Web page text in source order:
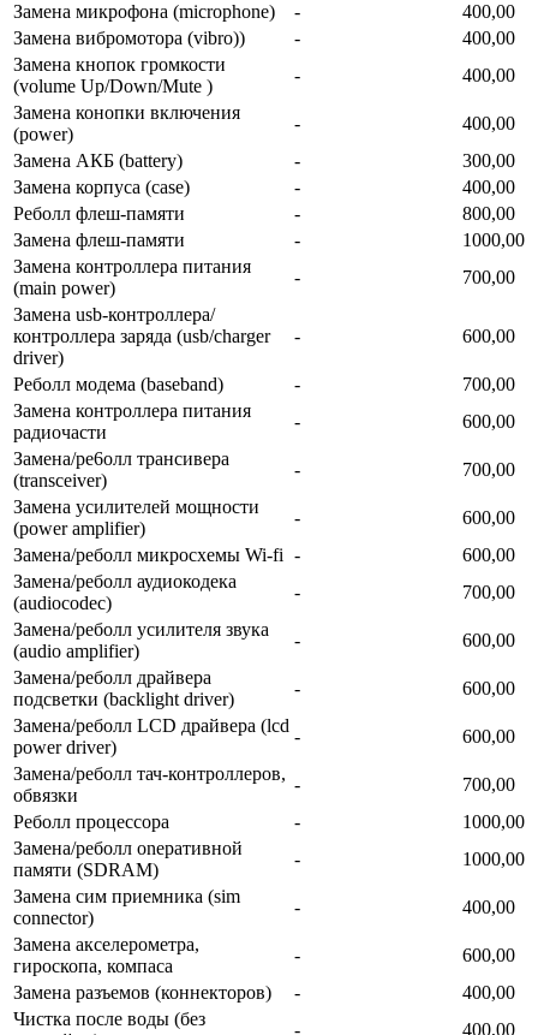
Замена микрофона (microphone)
-
400,00
Замена вибромотора (vibro))
-
400,00
Замена кнопок громкости
(volume Up/Down/Mute )
-
400,00
Замена конопки включения
(power)
-
400,00
Замена АКБ (battery)
-
300,00
Замена корпуса (сase)
-
400,00
Реболл флеш-памяти
-
800,00
Замена флеш-памяти
-
1000,00
Замена контроллера питания
(main power)
-
700,00
Замена usb-контроллерa/
контроллера заряда (usb/charger
driver)
- 600,00
Реболл модема (baseband) -
700,00
Замена контроллера питания
радиочасти
-
600,00
Замена/ре6олл трансивера
(transceiver)
-
700,00
Замена усилителей мощности
(power amplifier)
-
600,00
Замена/реболл микросхемы Wi-fi -
600,00
Замена/реболл аудиокодека
(audiocodec)
-
700,00
Замена/реболл усилителя звука
(audio amplifier)
-
600,00
Замена/реболл драйвера
подсветки (backlight driver)
-
600,00
Замена/реболл LCD драйвера (lcd
power driver)
-
600,00
Замена/реболл тач-контроллеров,
обвязки
-
700,00
Реболл процессора
-
1000,00
Замена/реболл onepaтивной
памяти (SDRAM)
-
1000,00
Замена сим приемника (sim
connector)
-
400,00
Замена акселерометра,
гироскопа, компаса
-
600,00
Замена разъемов (коннекторов)
-
400,00
Чистка после воды (без
- 400,00